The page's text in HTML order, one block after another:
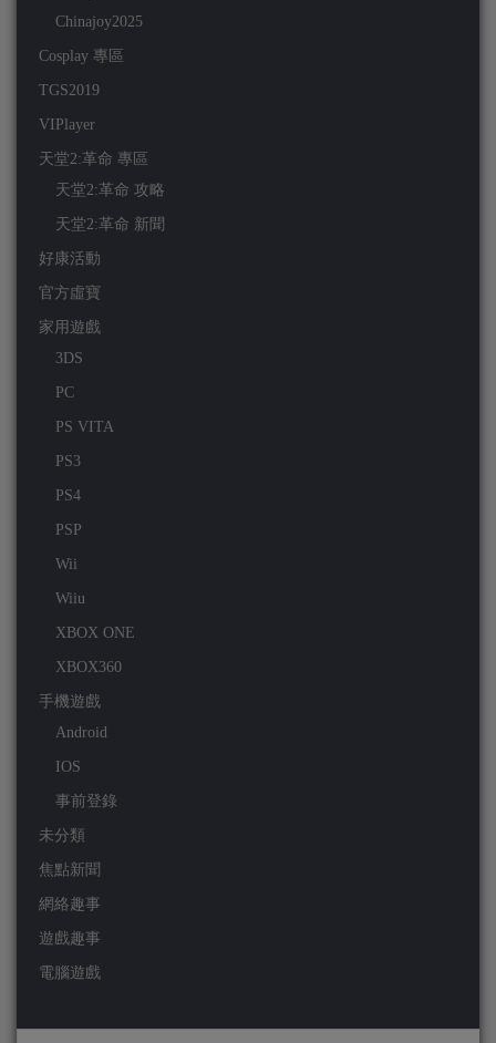
Chinajoy2025
Cosplay 專區
TGS2019
VIPlayer
天堂2:革命 專區
天堂2:革命 攻略
天堂2:革命 新聞
好康活動
官方虛寶
家用遊戲
3DS
PC
PS VITA
PS3
PS4
PSP
Wii
Wiiu
XBOX ONE
XBOX360
手機遊戲
Android
IOS
事前登錄
未分類
焦點新聞
網絡趣事
遊戲趣事
電腦遊戲